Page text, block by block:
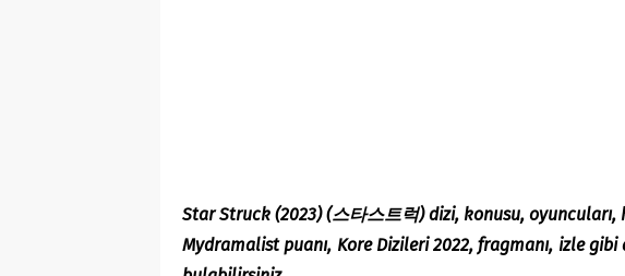
Star Struck (2023) (스타스트럭) dizi, konusu,
Mydramalist puanı, Kore Dizileri 2022, fragmanı, izle gibi